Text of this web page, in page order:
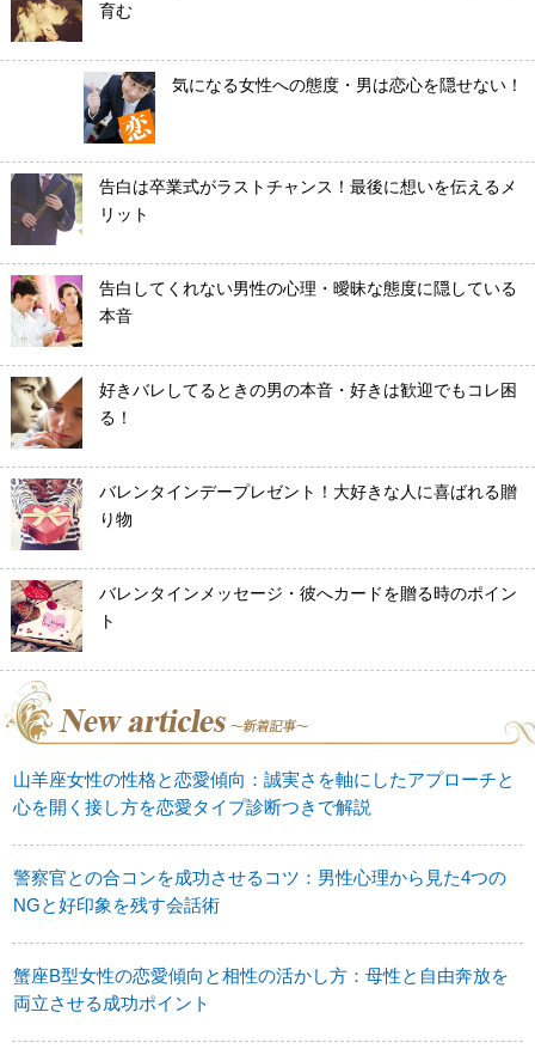
育む
気になる女性への態度・男は恋心を隠せない！
告白は卒業式がラストチャンス！最後に想いを伝えるメ
リット
告白してくれない男性の心理・曖昧な態度に隠している
本音
好きバレしてるときの男の本音・好きは歓迎でもコレ困
る！
バレンタインデープレゼント！大好きな人に喜ばれる贈
り物
バレンタインメッセージ・彼へカードを贈る時のポイン
ト
山羊座女性の性格と恋愛傾向：誠実さを軸にしたアプローチと
心を開く接し方を恋愛タイプ診断つきで解説
警察官との合コンを成功させるコツ：男性心理から見た4つの
NGと好印象を残す会話術
蟹座B型女性の恋愛傾向と相性の活かし方：母性と自由奔放を
両立させる成功ポイント